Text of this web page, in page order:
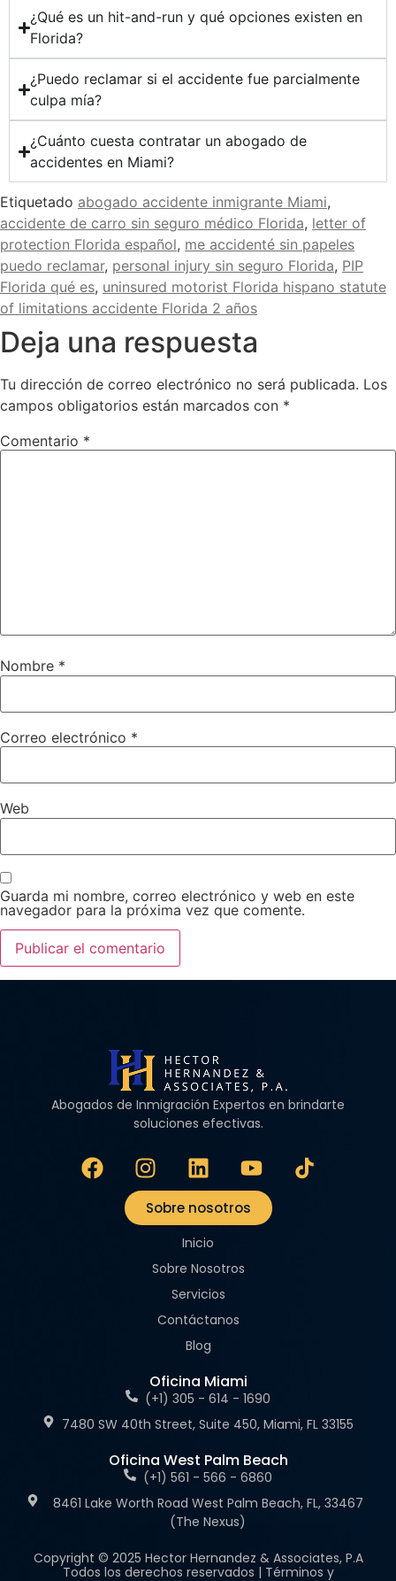
¿Qué es un hit-and-run y qué opciones existen en
Florida?
¿Puedo reclamar si el accidente fue parcialmente
culpa mía?
¿Cuánto cuesta contratar un abogado de
accidentes en Miami?
Etiquetado abogado accidente inmigrante Miami,
accidente de carro sin seguro médico Florida, letter of
protection Florida español, me accidenté sin papeles
puedo reclamar, personal injury sin seguro Florida, PIP
Florida qué es, uninsured motorist Florida hispano statute
of limitations accidente Florida 2 años
Deja una respuesta
Tu dirección de correo electrónico no será publicada. Los
campos obligatorios están marcados con *
Comentario *
Nombre *
Correo electrónico *
Web
Guarda mi nombre, correo electrónico y web en este
navegador para la próxima vez que comente.
Abogados de Inmigración Expertos en brindarte
soluciones efectivas.
Sobre nosotros
Inicio
Sobre Nosotros
Servicios
Contáctanos
Blog
Oficina Miami
(+1) 305 - 614 - 1690
7480 SW 40th Street, Suite 450, Miami, FL 33155
Oficina West Palm Beach
(+1) 561 - 566 - 6860
8461 Lake Worth Road West Palm Beach, FL, 33467
(The Nexus)
Copyright © 2025 Hector Hernandez & Associates, P.A
Todos los derechos reservados | Términos y